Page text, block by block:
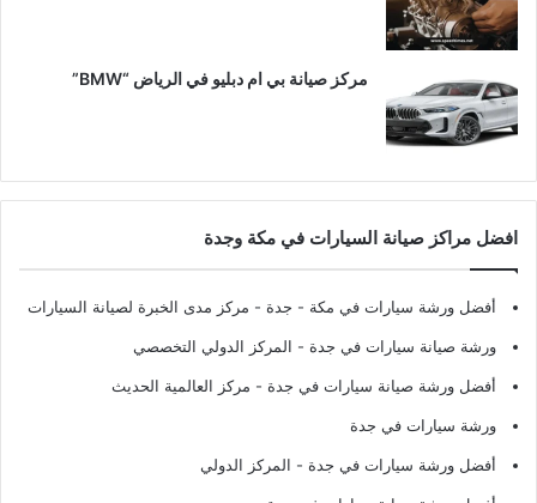
مركز صيانة بي ام دبليو في الرياض “BMW”
افضل مراكز صيانة السيارات في مكة وجدة
أفضل ورشة سيارات في مكة - جدة - مركز مدى الخبرة لصيانة السيارات
ورشة صيانة سيارات في جدة - المركز الدولي التخصصي
أفضل ورشة صيانة سيارات في جدة - مركز العالمية الحديث
ورشة سيارات في جدة
أفضل ورشة سيارات في جدة - المركز الدولي